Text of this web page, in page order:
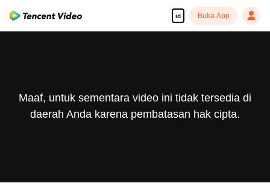
id Buka App
Maaf, untuk sementara video ini tidak tersedia di
daerah Anda karena pembatasan hak cipta.